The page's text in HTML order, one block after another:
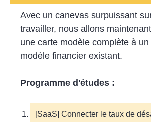
Avec un canevas surpuissant
travailler, nous allons
une carte modèle complète à
modèle financier existant.
Programme d'études :
[SaaS] Connecter le taux de